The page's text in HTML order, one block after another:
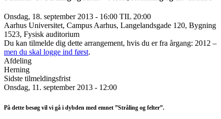
Onsdag, 18. september 2013 - 16:00 TIL 20:00
Aarhus Universitet, Campus Aarhus, Langelandsgade 120, Bygning
1523, Fysisk auditorium
Du kan tilmelde dig dette arrangement, hvis du er fra årgang: 2012 –
men du skal logge ind først.
Afdeling
Herning
Sidste tilmeldingsfrist
Onsdag, 11. september 2013 - 12:00
På dette besøg vil vi gå i dybden med emnet ”Stråling og felter”.